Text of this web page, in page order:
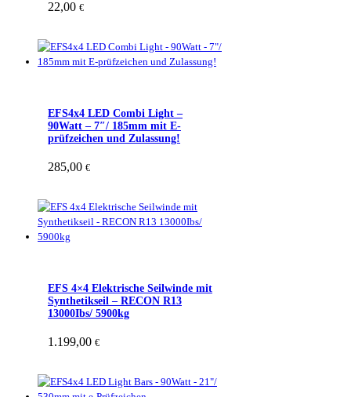
22,00 €
EFS4x4 LED Combi Light –
90Watt – 7″/ 185mm mit E-
prüfzeichen und Zulassung!
285,00 €
EFS 4×4 Elektrische Seilwinde mit
Synthetikseil – RECON R13
13000Ibs/ 5900kg
1.199,00 €